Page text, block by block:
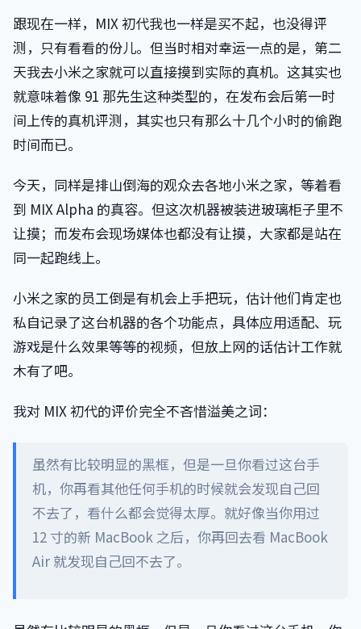
跟现在一样，MIX 初代我也一样是买不起，也没得评
测，只有看看的份儿。但当时相对幸运一点的是，第二
天我去小米之家就可以直接摸到实际的真机。这其实也
就意味着像 91 那先生这种类型的，在发布会后第一时
间上传的真机评测，其实也只有那么十几个小时的偷跑
时间而已。
今天，同样是排山倒海的观众去各地小米之家，等着看
到 MIX Alpha 的真容。但这次机器被装进玻璃柜子里不
让摸；而发布会现场媒体也都没有让摸，大家都是站在
同一起跑线上。
小米之家的员工倒是有机会上手把玩，估计他们肯定也
私自记录了这台机器的各个功能点，具体应用适配、玩
游戏是什么效果等等的视频，但放上网的话估计工作就
木有了吧。
我对 MIX 初代的评价完全不吝惜溢美之词：
虽然有比较明显的黑框，但是一旦你看过这台手
机，你再看其他任何手机的时候就会发现自己回
不去了，看什么都会觉得太厚。就好像当你用过
12 寸的新 MacBook 之后，你再回去看 MacBook
Air 就发现自己回不去了。